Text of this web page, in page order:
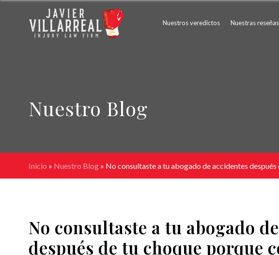
Nuestros veredictos Nuestras reseñas
Nuestro Blog
Inicio » Nuestro Blog » No consultaste a tu abogado de accidentes
No consultaste a tu abogado
después de tu choque porque